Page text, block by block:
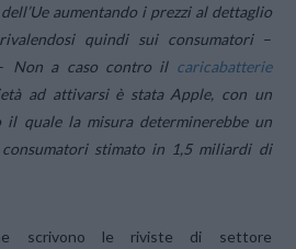
aumentando i prezzi al dettaglio
quindi sui consumatori–
Non a caso contro il caricabatterie
ad attivarsi è stata Apple, con un
il quale la misura determinerebbe un
stimato in 1,5 miliardi di
scrivono le riviste di settore